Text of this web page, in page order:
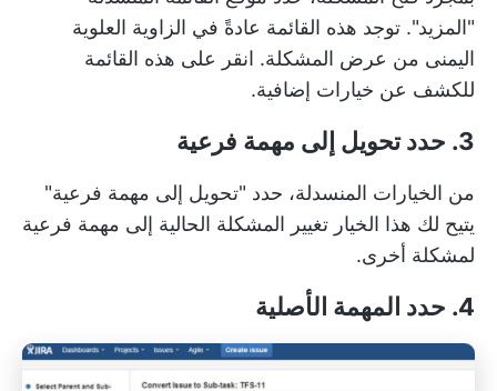
"المزيد". توجد هذه القائمة عادةً في الزاوية العلوية
اليمنى من عرض المشكلة. انقر على هذه القائمة
للكشف عن خيارات إضافية.
3. حدد تحويل إلى مهمة فرعية
من الخيارات المنسدلة، حدد "تحويل إلى مهمة فرعية"
يتيح لك هذا الخيار تغيير المشكلة الحالية إلى مهمة فرعية
لمشكلة أخرى.
4. حدد المهمة الأصلية